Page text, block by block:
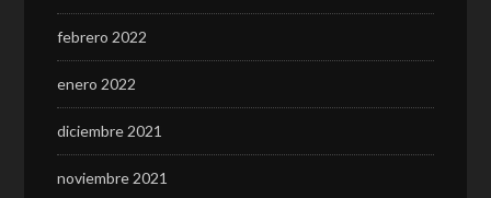
febrero 2022
enero 2022
diciembre 2021
noviembre 2021